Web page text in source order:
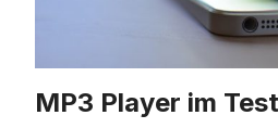
MP3 Player im Test